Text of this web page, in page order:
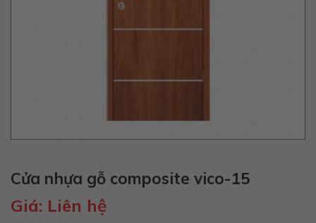
Cửa nhựa gỗ composite vico-15
Giá: Liên hệ